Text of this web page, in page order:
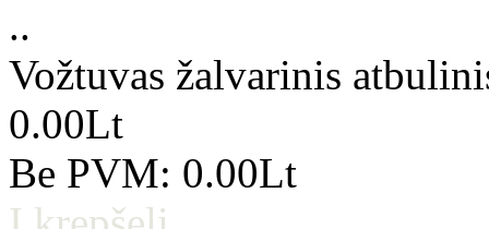
..
Vožtuvas žalvarinis
0.00Lt
Be PVM: 0.00Lt